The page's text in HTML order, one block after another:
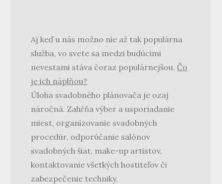
Aj keď u nás možno nie až tak populárna
služba, vo svete sa medzi budúcimi
nevestami stáva čoraz populárnejšou.Čo
je ich náplňou?
Úloha svadobného plánovača je ozaj
náročná. Zahŕňa výber a usporiadanie
miest, organizovanie svadobných
procedúr, odporúčanie salónov
svadobných šiat, make-up artistov,
kontaktovanie všetkých hostiteľov či
zabezpečenie techniky.